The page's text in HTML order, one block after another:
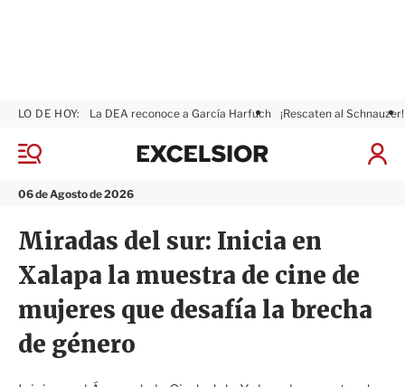
M
n
06 de Agosto de 2026
LO DE HOY: La DEA reconoce a García Harfuch ¡Rescaten al Schnauzer!
I
x
s
i
r
Miradas del sur: Inicia en
Xalapa la muestra de cine de
mujeres que desafía la brecha
de género